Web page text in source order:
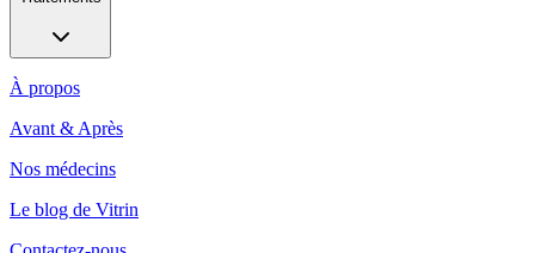
À propos
Avant & Après
Nos médecins
Le blog de Vitrin